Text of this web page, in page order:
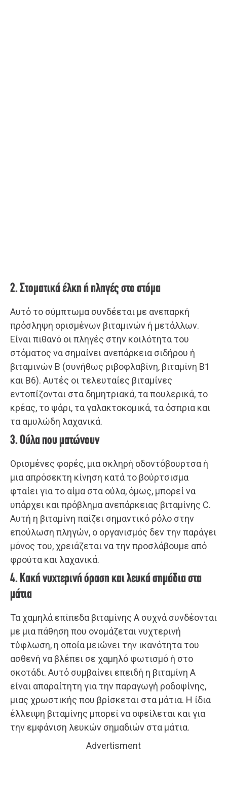
2. Στοματικά έλκη ή πληγές στο στόμα
Αυτό το σύμπτωμα συνδέεται με ανεπαρκή
πρόσληψη ορισμένων βιταμινών ή μετάλλων.
Είναι πιθανό οι πληγές στην κοιλότητα του
στόματος να σημαίνει ανεπάρκεια σιδήρου ή
βιταμινών Β (συνήθως ριβοφλαβίνη, βιταμίνη Β1
και Β6). Αυτές οι τελευταίες βιταμίνες
εντοπίζονται στα δημητριακά, τα πουλερικά, το
κρέας, το ψάρι, τα γαλακτοκομικά, τα όσπρια και
τα αμυλώδη λαχανικά.
3. Ούλα που ματώνουν
Ορισμένες φορές, μια σκληρή οδοντόβουρτσα ή
μια απρόσεκτη κίνηση κατά το βούρτσισμα
φταίει για το αίμα στα ούλα, όμως, μπορεί να
υπάρχει και πρόβλημα ανεπάρκειας βιταμίνης C.
Αυτή η βιταμίνη παίζει σημαντικό ρόλο στην
επούλωση πληγών, ο οργανισμός δεν την παράγει
μόνος του, χρειάζεται να την προσλάβουμε από
φρούτα και λαχανικά.
4. Κακή νυχτερινή όραση και λευκά σημάδια στα
μάτια
Τα χαμηλά επίπεδα βιταμίνης Α συχνά συνδέονται
με μια πάθηση που ονομάζεται νυχτερινή
τύφλωση, η οποία μειώνει την ικανότητα του
ασθενή να βλέπει σε χαμηλό φωτισμό ή στο
σκοτάδι. Αυτό συμβαίνει επειδή η βιταμίνη Α
είναι απαραίτητη για την παραγωγή ροδοψίνης,
μιας χρωστικής που βρίσκεται στα μάτια. Η ίδια
έλλειψη βιταμίνης μπορεί να οφείλεται και για
την εμφάνιση λευκών σημαδιών στα μάτια.
Advertisment